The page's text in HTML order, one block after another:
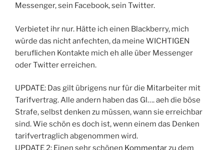
Messenger, sein Facebook, sein Twitter.
Verbietet ihr nur. Hätte ich einen Blackberry, mich
würde das nicht anfechten, da meine WICHTIGEN
beruflichen Kontakte mich eh alle über Messenger
oder Twitter erreichen.
UPDATE: Das gilt übrigens nur für die Mitarbeiter mit
Tarifvertrag. Alle andern haben das Gl…. aeh die böse
Strafe, selbst denken zu müssen, wann sie erreichbar
sind. Wie schön es doch ist, wenn einem das Denken
tarifvertraglich abgenommen wird.
UPDATE 2: Einen sehr schönen Kommentarzu dem